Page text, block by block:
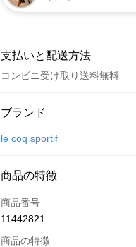
支払いと配送方法
コンビニ受け取り送料無料
お支払い方法
クレジットカード1回払い
Apple Pay
JKOPAY
ブランド
le coq sportif
商品の特徴
商品番号
11442821
商品の特徴